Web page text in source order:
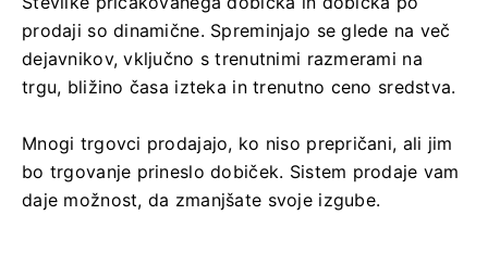
prodaji so dinamične. Spreminjajo se glede na več
dejavnikov, vključno s trenutnimi razmerami na
trgu, bližino časa izteka in trenutno ceno sredstva.
Mnogi trgovci prodajajo, ko niso prepričani, ali jim
bo trgovanje prineslo dobiček. Sistem prodaje vam
daje možnost, da zmanjšate svoje izgube.